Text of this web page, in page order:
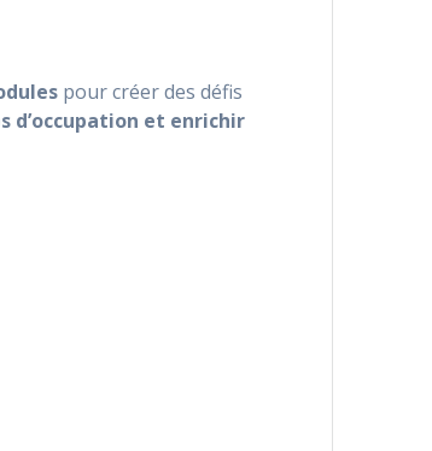
pour créer des défis
d’occupation et enrichir